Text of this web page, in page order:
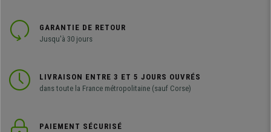
GARANTIE DE RETOUR
Jusqu'à 30 jours
LIVRAISON ENTRE 3 ET 5 JOURS OUVRÉS
dans toute la France métropolitaine (sauf Corse)
PAIEMENT SÉCURISÉ